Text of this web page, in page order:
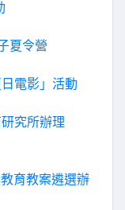
夏令營
電影」活動
究所辦理
育教案遴選辦